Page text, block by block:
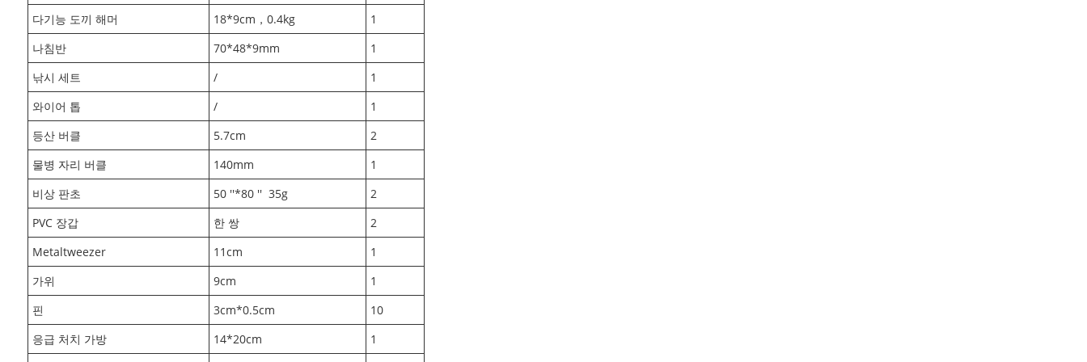
다기능 도끼 해머
18*9cm ， 0.4kg
1
나침반
70*48*9mm
1
낚시 세트
/
1
와이어 톱
/
1
등산 버클
5.7cm
2
물병 자리 버클
140mm
1
비상 판초
50 ''*80 '' 35g
2
PVC 장갑
한 쌍
2
Metaltweezer
11cm
1
가위
9cm
1
핀
3cm*0.5cm
10
응급 처치 가방
14*20cm
1